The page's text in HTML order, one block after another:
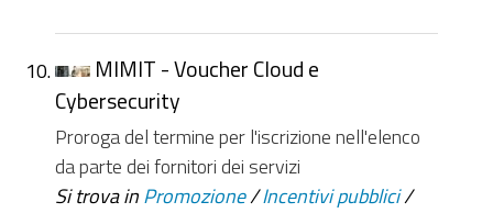
MIMIT - Voucher Cloud e
Cybersecurity
Proroga del termine per l'iscrizione nell'elenco
da parte dei fornitori dei servizi
Si trova in Promozione /Incentivi pubblici /